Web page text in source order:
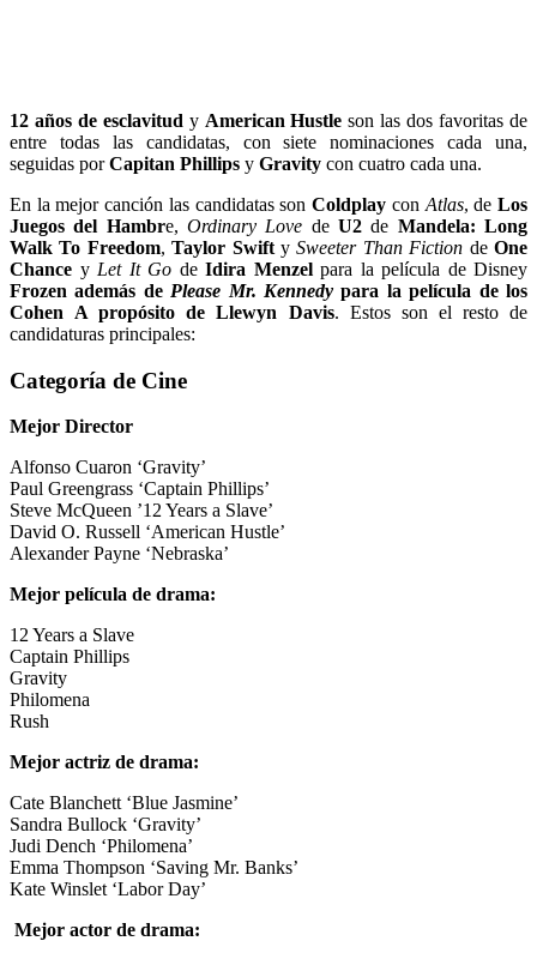
12 años de esclavitud y American Hustle son las dos favoritas de
entre todas las candidatas, con siete nominaciones cada una,
seguidas porCapitan Phillips y Gravity con cuatro cada una.
En la mejor canción las candidatas sonColdplay con Atlas, deLos
Juegos del Hambre,Ordinary Love deU2 de Mandela: Long
Walk To Freedom,Taylor Swifty Sweeter Than Fiction deOne
Chance y Let It Go de Idira Menzelpara la película de Disney
Frozen además de Please Mr. Kennedypara la película de los
Cohen A propósito de Llewyn Davis. Estos son el resto de
candidaturas principales:
Categoría de Cine
Mejor Director
Alfonso Cuaron ‘Gravity’
Paul Greengrass ‘Captain Phillips’
Steve McQueen ’12 Years a Slave’
David O. Russell ‘American Hustle’
Alexander Payne ‘Nebraska’
Mejor película de drama:
12 Years a Slave
Captain Phillips
Gravity
Philomena
Rush
Mejor actriz de drama:
Cate Blanchett ‘Blue Jasmine’
Sandra Bullock ‘Gravity’
Judi Dench ‘Philomena’
Emma Thompson ‘Saving Mr. Banks’
Kate Winslet ‘Labor Day’
Mejor actor de drama: